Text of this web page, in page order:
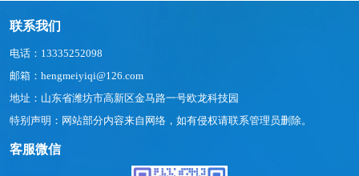
联系我们
电话：13335252098
邮箱：hengmeiyiqi@126.com
地址：山东省潍坊市高新区金马路一号欧龙科技园
特别声明：网站部分内容来自网络，如有侵权请联系管理员删除。
客服微信